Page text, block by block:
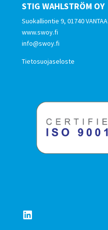
STIG WAHLSTRÖM OY
Suokalliontie 9, 01740 VANTAA
www.swoy.fi
info@swoy.fi
Tietosuojaseloste
LinkedIn